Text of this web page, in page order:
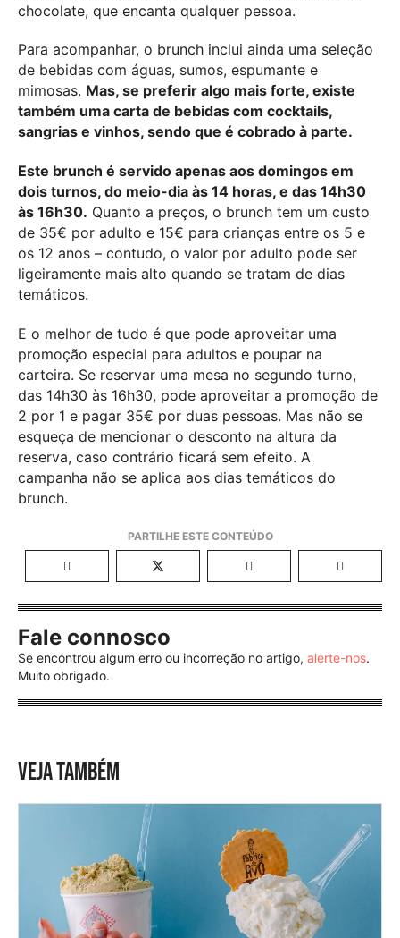
chocolate, que encanta qualquer pessoa.
Para acompanhar, o brunch inclui ainda uma seleção
de bebidas com águas, sumos, espumante e
mimosas. Mas, se preferir algo mais forte, existe
também uma carta de bebidas com cocktails,
sangrias e vinhos, sendo que é cobrado à parte.
Este brunch é servido apenas aos domingos em
dois turnos, do meio-dia às 14 horas, e das 14h30
às 16h30. Quanto a preços, o brunch tem um custo
de 35€ por adulto e 15€ para crianças entre os 5 e
os 12 anos – contudo, o valor por adulto pode ser
ligeiramente mais alto quando se tratam de dias
temáticos.
E o melhor de tudo é que pode aproveitar uma
promoção especial para adultos e poupar na
carteira. Se reservar uma mesa no segundo turno,
das 14h30 às 16h30, pode aproveitar a promoção de
2 por 1 e pagar 35€ por duas pessoas. Mas não se
esqueça de mencionar o desconto na altura da
reserva, caso contrário ficará sem efeito. A
campanha não se aplica aos dias temáticos do
brunch.
Fale connosco
Se encontrou algum erro ou incorreção no artigo, alerte-nos.
Muito obrigado.
VEJA TAMBÉM